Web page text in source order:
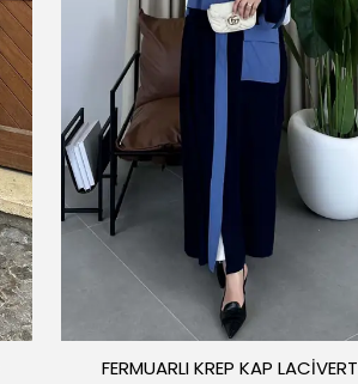
FERMUARLI KREP KAP LACİVERT